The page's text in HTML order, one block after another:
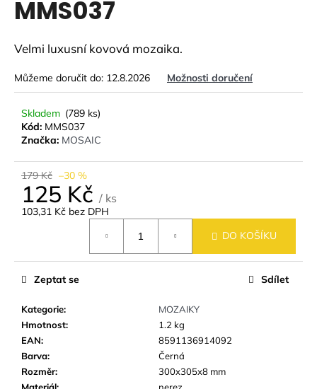
MMS037
Velmi luxusní kovová mozaika.
Můžeme doručit do: 12.8.2026 Možnosti doručení
Skladem (789 ks)
Kód: MMS037
Značka: MOSAIC
179 Kč –30 %
125 Kč / ks
103,31 Kč bez DPH
DO KOŠÍKU
Kategorie:
MOZAIKY
Hmotnost:
1.2 kg
EAN:
8591136914092
Barva:
Černá
Rozměr:
300x305x8 mm
Materiál:
nerez
Zeptat se Sdílet
a
í
t
?
HLEDAT
p
o
u
č
u
e
m